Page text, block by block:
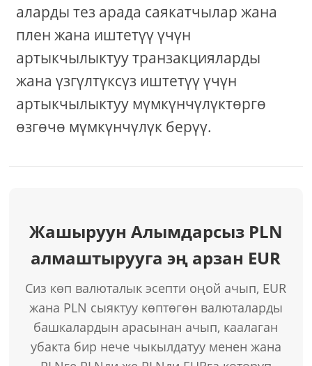
аларды тез арада саякатчылар жана
плен жана иштетүү үчүн
артыкчылыктуу транзакцияларды
жана үзгүлтүксүз иштетүү үчүн
артыкчылыктуу мүмкүнчүлүктөргө
өзгөчө мүмкүнчүлүк берүү.
Жашыруун Алымдарсыз PLN
алмаштырууга эң арзан EUR
Сиз көп валюталык эсепти оңой ачып, EUR
жана PLN сыяктуу көптөгөн валюталарды
башкалардын арасынан ачып, каалаган
убакта бир нече чыкылдатуу менен жана